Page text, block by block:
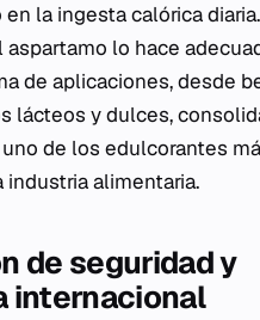
la ingesta calórica
lo hace
de aplicaciones, desde
lácteos y dulces,
de los edulcorantes
alimentaria.
de seguridad y
internacional